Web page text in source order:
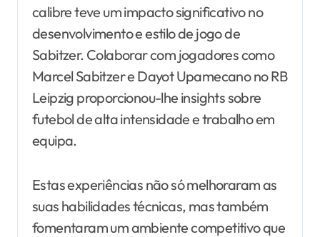
calibre teve um impacto significativo no
desenvolvimento e estilo de jogo de
Sabitzer. Colaborar com jogadores como
Marcel Sabitzer e Dayot Upamecano no RB
Leipzig proporcionou-lhe insights sobre
futebol de alta intensidade e trabalho em
equipa.
Estas experiências não só melhoraram as
suas habilidades técnicas, mas também
fomentaram um ambiente competitivo que